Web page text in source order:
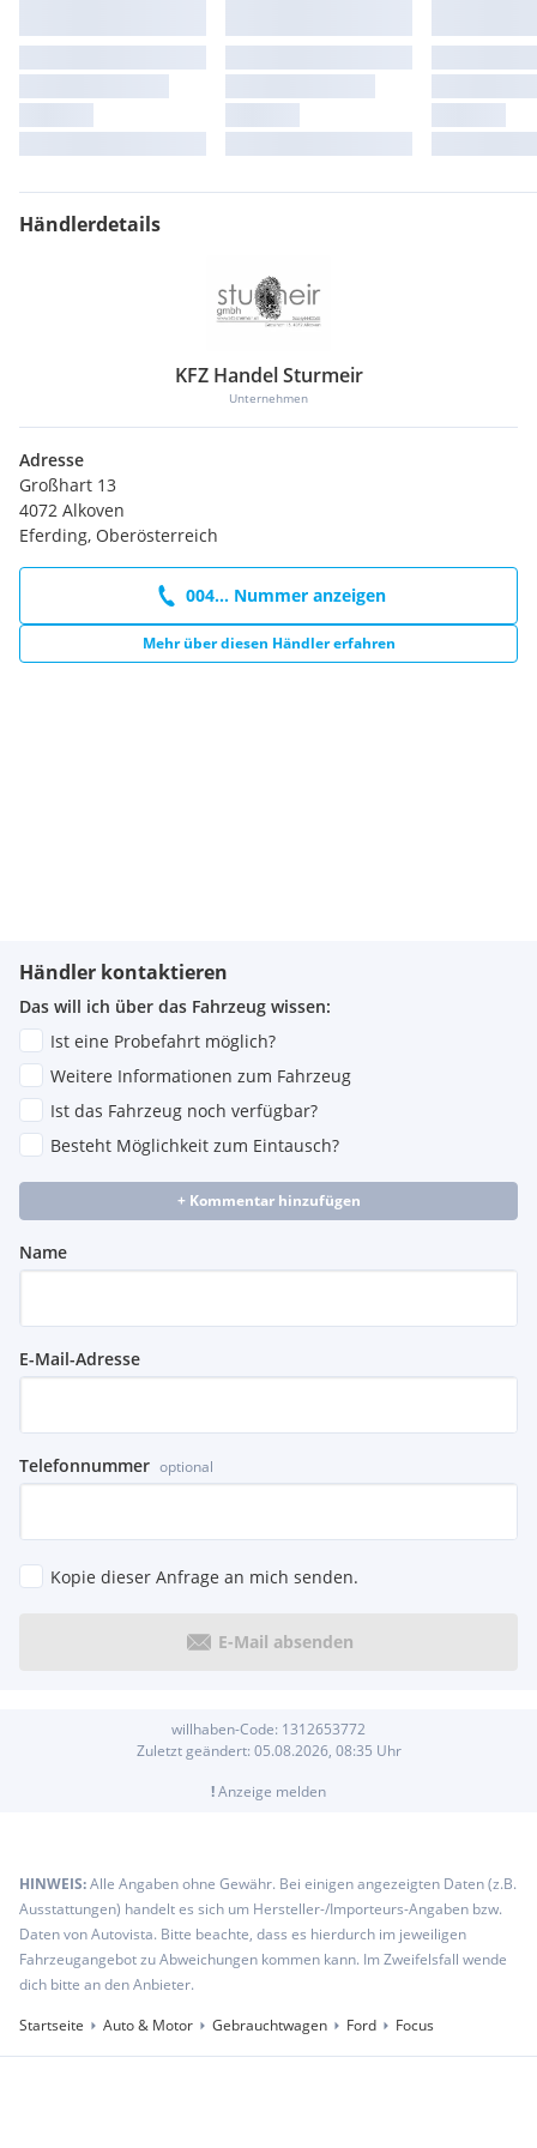
Händlerdetails
KFZ Handel Sturmeir
Unternehmen
Adresse
Großhart 13
4072 Alkoven
Eferding, Oberösterreich
004... Nummer anzeigen
Mehr über diesen Händler erfahren
Händler kontaktieren
Das will ich über das Fahrzeug wissen:
Ist eine Probefahrt möglich?
Weitere Informationen zum Fahrzeug
Ist das Fahrzeug noch verfügbar?
Besteht Möglichkeit zum Eintausch?
+ Kommentar hinzufügen
Name
E-Mail-Adresse
Telefonnummer optional
Kopie dieser Anfrage an mich senden.
E-Mail absenden
willhaben-Code: 1312653772
Zuletzt geändert: 05.08.2026, 08:35 Uhr
!Anzeige melden
HINWEIS:Alle Angaben ohne Gewähr. Bei einigen angezeigten Daten (z.B.
Ausstattungen) handelt es sich um Hersteller-/Importeurs-Angaben bzw.
Daten von Autovista. Bitte beachte, dass es hierdurch im jeweiligen
Fahrzeugangebot zu Abweichungen kommen kann. Im Zweifelsfall wende
dich bitte an den Anbieter.
Startseite
Auto & Motor Gebrauchtwagen Ford Focus